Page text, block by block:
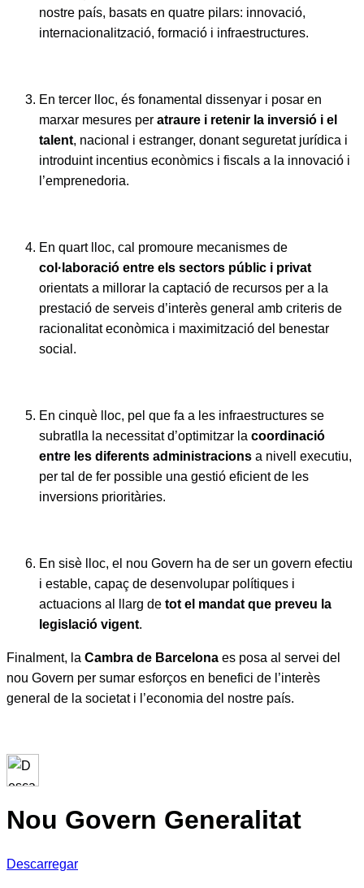
nostre país, basats en quatre pilars: innovació,
internacionalització, formació i infraestructures.
En tercer lloc, és fonamental dissenyar i posar en
marxar mesures per atraure i retenir la inversió i el
talent, nacional i estranger, donant seguretat jurídica i
introduint incentius econòmics i fiscals a la innovació i
l’emprenedoria.
En quart lloc, cal promoure mecanismes de
col·laboració entre els sectors públic i privat
orientats a millorar la captació de recursos per a la
prestació de serveis d’interès general amb criteris de
racionalitat econòmica i maximització del benestar
social.
En cinquè lloc, pel que fa a les infraestructures se
subratlla la necessitat d’optimitzar la coordinació
entre les diferents administracions a nivell executiu,
per tal de fer possible una gestió eficient de les
inversions prioritàries.
En sisè lloc, el nou Govern ha de ser un govern efectiu
i estable, capaç de desenvolupar polítiques i
actuacions al llarg de tot el mandat que preveu la
legislació vigent.
Finalment, la Cambra de Barcelona es posa al servei del
nou Govern per sumar esforços en benefici de l’interès
general de la societat i l’economia del nostre país.
Nou Govern Generalitat
Descarregar